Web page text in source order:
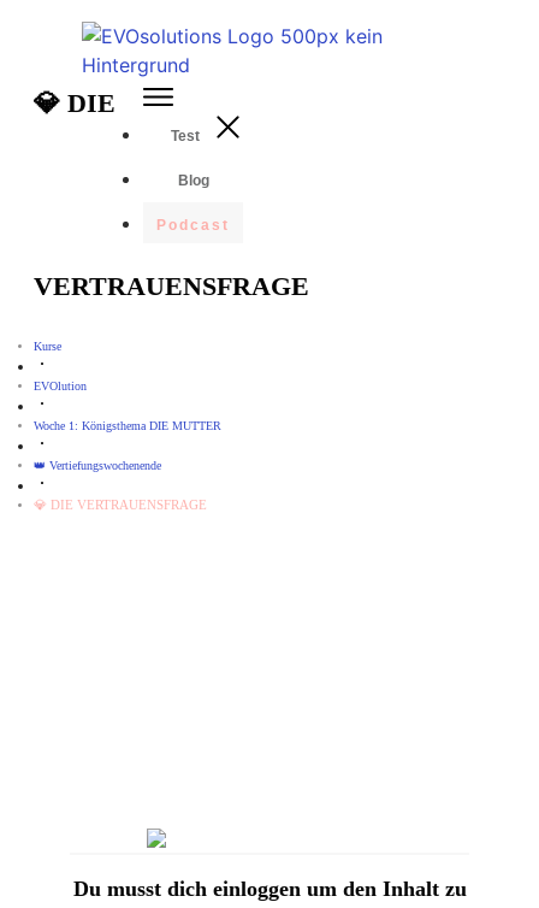
Test
Blog
Podcast
💎 DIE
VERTRAUENSFRAGE
Kurse
EVOlution
Woche 1: Königsthema DIE MUTTER
👑 Vertiefungswochenende
💎 DIE VERTRAUENSFRAGE
Du musst dich einloggen um den Inhalt zu